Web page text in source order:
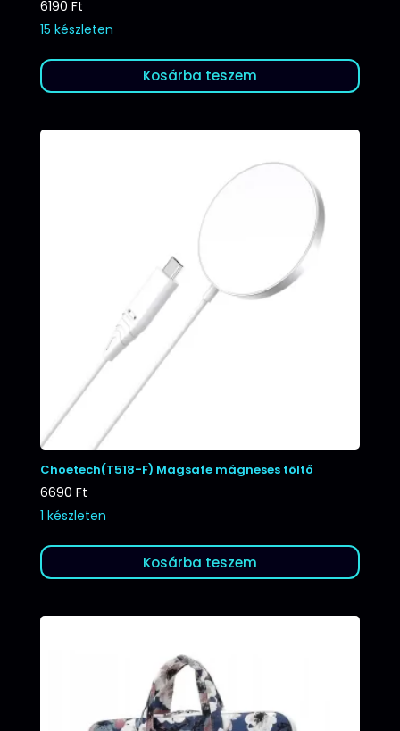
6190 Ft
15 készleten
Kosárba teszem
Choetech(T518-F) Magsafe mágneses töltő
6690 Ft
1 készleten
Kosárba teszem